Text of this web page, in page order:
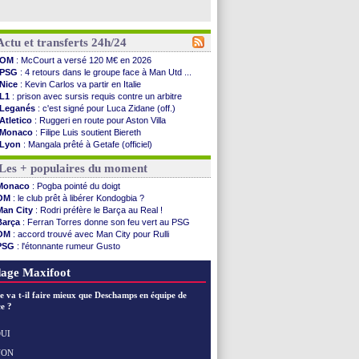
et transferts 24h/24
OM : McCourt a versé 120 M€ en 2026
PSG : 4 retours dans le groupe face à Man Utd ...
Nice : Kevin Carlos va partir en Italie
L1 : prison avec sursis requis contre un arbitre
Leganés : c'est signé pour Luca Zidane (off.)
Atletico : Ruggeri en route pour Aston Villa
Monaco : Filipe Luis soutient Biereth
Lyon : Mangala prêté à Getafe (officiel)
PSG: Nsoki va signer en Croatie
Arsenal: Naples vise Gabriel Jesus
Real: Mastantuono prêté à la Fiorentina (off.)
Man City : accord avec le Barça pour Rodri ?
Rennes: Haise a prolongé (officiel)
Palace: Tomiyasu a convaincu (officiel)
OM: B. Genesio - "ce n'est pas idéal"
TFC: Sion Oppong signe pour 4 ans (officiel)
PSG : Liverpool va proposer 115 M€ pour ...
PSG : Mbaye, deux pistes se détachent
Grenade: Luca Zidane va changer de club
Juve
Arsenal
+ populaires du moment
: Pogba pointé du doigt
: le club prêt à libérer Kondogbia ?
City : Rodri préfère le Barça au Real !
: Ferran Torres donne son feu vert au PSG
: accord trouvé avec Man City pour Rulli
: l'étonnante rumeur Gusto
: Owori battu à mort à Kampala
Maxifoot
va t-il faire mieux que Deschamps en équipe de
?